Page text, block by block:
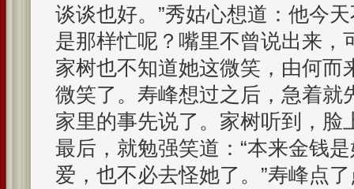
谈谈也好。”秀姑心想道：他今
是那样忙呢？嘴里不曾说出来，
家树也不知道她这微笑，由何而
微笑了。寿峰想过之后，急着就
家里的事先说了。家树听到，脸
最后，就勉强笑道：“本来金钱
爱，也不必去怪她了。”寿峰点